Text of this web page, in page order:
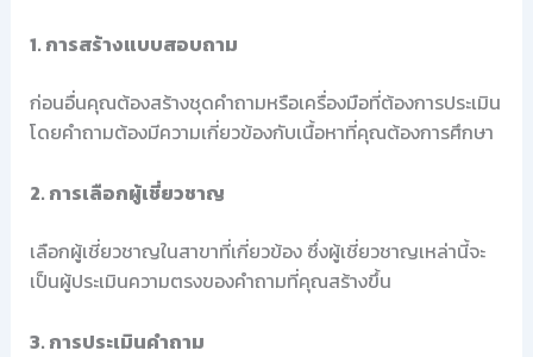
1. การสร้างแบบสอบถาม
ก่อนอื่นคุณต้องสร้างชุดคำถามหรือเครื่องมือที่ต้องการประเมิน
โดยคำถามต้องมีความเกี่ยวข้องกับเนื้อหาที่คุณต้องการศึกษา
2. การเลือกผู้เชี่ยวชาญ
เลือกผู้เชี่ยวชาญในสาขาที่เกี่ยวข้อง ซึ่งผู้เชี่ยวชาญเหล่านี้จะ
เป็นผู้ประเมินความตรงของคำถามที่คุณสร้างขึ้น
3. การประเมินคำถาม